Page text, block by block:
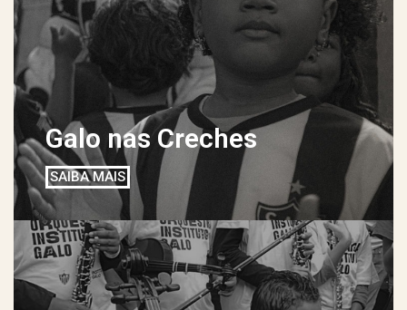
Galo nas Creches
SAIBA MAIS